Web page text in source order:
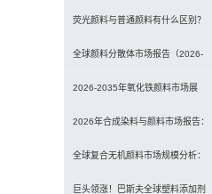
亚太份额超四成
规模、份额、趋势及预测
荧光颜料与普通颜料有什么区别？
发光原理、性能对比及应用解析
全球颜料分散体市场报告（2026-
2033）：无机颜料主导，涂料为最
大应用
2026-2035年氧化铁颜料市场展
望：全球规模将达41亿美元，建筑
行业领跑
2026年合成染料与颜料市场报告：
规模、趋势及2030年增长预测
（CAGR 7.1%）
全球复合无机颜料市场规模分析：
2035年达5.39亿美元，建筑与涂料
巨头领涨！巴斯夫全球塑料添加剂